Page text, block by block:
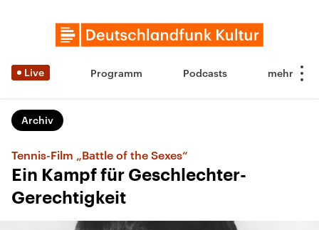
Live Programm Podcasts
Archiv
Tennis-Film „Battle of the Sexes“
Ein Kampf für Geschlechter-
Gerechtigkeit